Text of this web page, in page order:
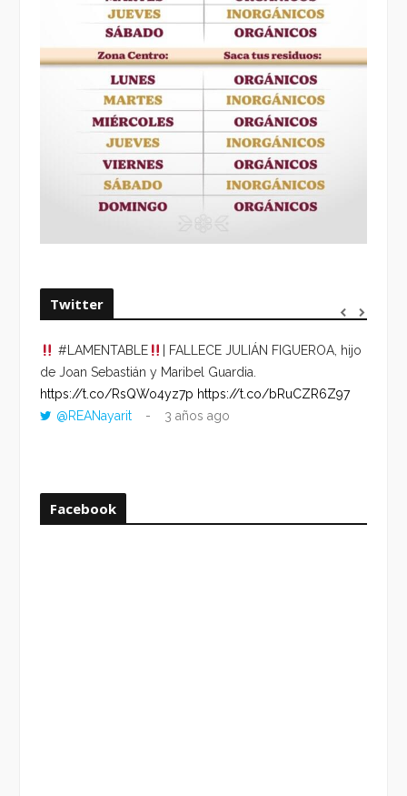
Twitter
#LAMENTABLE
| FALLECE JULIÁN FIGUEROA, hijo
de Joan Sebastián y Maribel Guardia.
https://t.co/RsQWo4yz7p https://t.co/bRuCZR6Z97
@REANayarit
3 años ago
Facebook